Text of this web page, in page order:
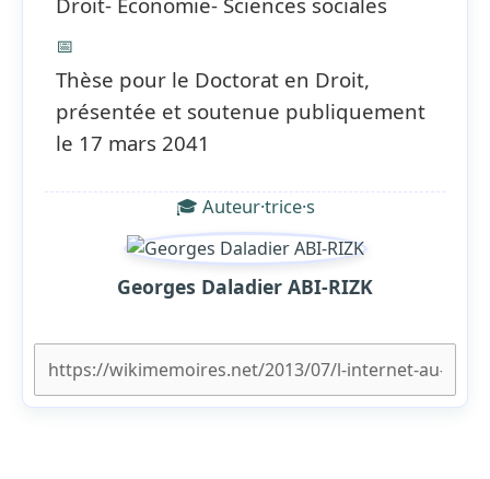
📅
Thèse pour le Doctorat en Droit,
présentée et soutenue publiquement
le 17 mars 2041
🎓 Auteur·trice·s
Georges Daladier ABI-RIZK